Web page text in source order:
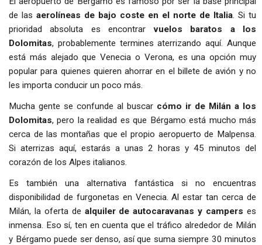
de las aerolíneas de bajo coste en el norte de Italia. Si tu
prioridad absoluta es encontrarvuelos baratos a los
Dolomitas, probablemente termines aterrizando aquí. Aunque
está más alejado que Venecia o Verona, es una opción muy
popular para quienes quieren ahorrar en el billete de avión y no
les importa conducir un poco más.
Mucha gente se confunde al buscar cómo ir de Milán a los
Dolomitas, pero la realidad es que Bérgamo está mucho más
cerca de las montañas que el propio aeropuerto de Malpensa.
Si aterrizas aquí, estarás a unas 2 horas y 45 minutos del
corazón de los Alpes italianos.
Es también una alternativa fantástica si no encuentras
disponibilidad de furgonetas en Venecia. Al estar tan cerca de
Milán, la oferta de alquiler de autocaravanas y campers es
inmensa. Eso sí, ten en cuenta que el tráfico alrededor de Milán
y Bérgamo puede ser denso, así que suma siempre 30 minutos